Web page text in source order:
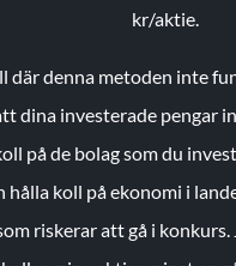
kr/aktie.
där denna metoden inte
dina investerade pengar
på de bolag som du
hålla koll på ekonomi i
riskerar att gå i